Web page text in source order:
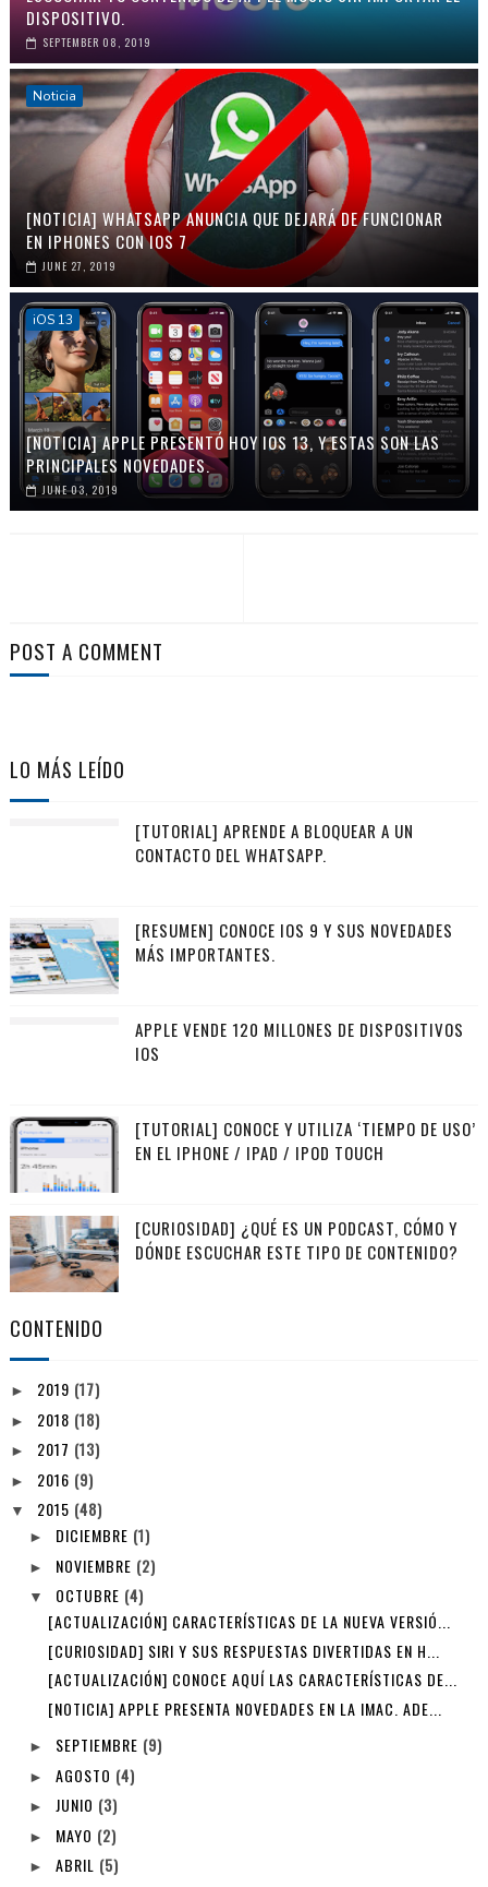
DISPOSITIVO.
SEPTEMBER 08, 2019
Noticia
[NOTICIA] WHATSAPP ANUNCIA QUE DEJARÁ DE FUNCIONAR
EN IPHONES CON IOS 7
JUNE 27, 2019
iOS 13
[NOTICIA] APPLE PRESENTÓ HOY IOS 13, Y ESTAS SON LAS
PRINCIPALES NOVEDADES.
JUNE 03, 2019
POST A COMMENT
LO MÁS LEÍDO
[TUTORIAL] APRENDE A BLOQUEAR A UN
CONTACTO DEL WHATSAPP.
[RESUMEN] CONOCE IOS 9 Y SUS NOVEDADES
MÁS IMPORTANTES.
APPLE VENDE 120 MILLONES DE DISPOSITIVOS
IOS
[TUTORIAL] CONOCE Y UTILIZA ‘TIEMPO DE USO’
EN EL IPHONE / IPAD / IPOD TOUCH
[CURIOSIDAD] ¿QUÉ ES UN PODCAST, CÓMO Y
DÓNDE ESCUCHAR ESTE TIPO DE CONTENIDO?
CONTENIDO
► 2019 (17)
► 2018 (18)
► 2017 (13)
► 2016 (9)
▼ 2015 (48)
► DICIEMBRE (1)
► NOVIEMBRE (2)
▼ OCTUBRE (4)
[ACTUALIZACIÓN] CARACTERÍSTICAS DE LA NUEVA VERSIÓ...
[CURIOSIDAD] SIRI Y SUS RESPUESTAS DIVERTIDAS EN H...
[ACTUALIZACIÓN] CONOCE AQUÍ LAS CARACTERÍSTICAS DE...
[NOTICIA] APPLE PRESENTA NOVEDADES EN LA IMAC. ADE...
► SEPTIEMBRE (9)
► AGOSTO (4)
► JUNIO (3)
► MAYO (2)
► ABRIL (5)